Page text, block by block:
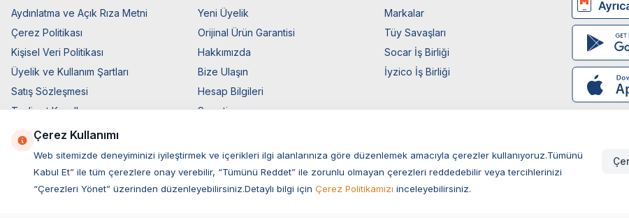
Aydınlatma ve Açık Rıza Metni
Çerez Politikası
Kişisel Veri Politikası
Üyelik ve Kullanım Şartları
Satış Sözleşmesi
Teslimat Koşulları
Ticari Elektronik İzin
Elektronik İleti Aydınlatma Metni
Yeni Üyelik
Orijinal Ürün Garantisi
Hakkımızda
Bize Ulaşın
Hesap Bilgileri
Sepetim
Müşteri Hizmetleri
Markalar
Tüy Savaşları
Socar İş Birliği
İyzico İş Birliği
Çerez Kullanımı
Web sitemizde deneyiminizi iyileştirmek ve içerikleri ilgi alanlarınıza göre düzenlemek amacıyla çerezler kullanıyoruz.Tümünü
Kabul Et” ile tüm çerezlere onay verebilir, “Tümünü Reddet” ile zorunlu olmayan çerezleri reddedebilir veya tercihlerinizi
“Çerezleri Yönet” üzerinden düzenleyebilirsiniz.Detaylı bilgi için Çerez Politikamızı inceleyebilirsiniz.